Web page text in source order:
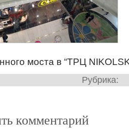
моста в “ТРЦ
Рубрика:
комментарий